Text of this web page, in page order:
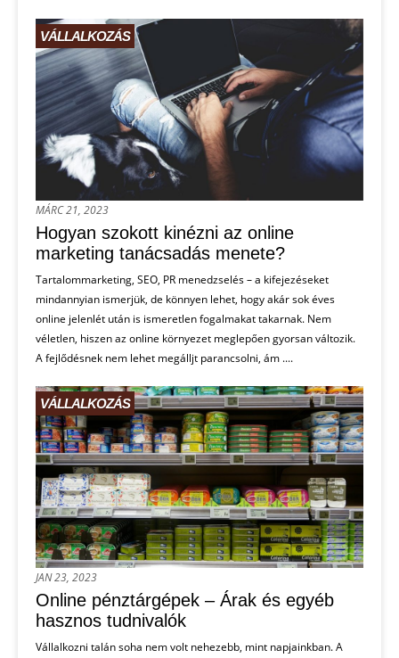
VÁLLALKOZÁS
MÁRC 21, 2023
Hogyan szokott kinézni az online
marketing tanácsadás menete?
Tartalommarketing, SEO, PR menedzselés – a kifejezéseket
mindannyian ismerjük, de könnyen lehet, hogy akár sok éves
online jelenlét után is ismeretlen fogalmakat takarnak. Nem
véletlen, hiszen az online környezet meglepően gyorsan változik.
A fejlődésnek nem lehet megálljt parancsolni, ám ....
VÁLLALKOZÁS
JAN 23, 2023
Online pénztárgépek – Árak és egyéb
hasznos tudnivalók
Vállalkozni talán soha nem volt nehezebb, mint napjainkban. A